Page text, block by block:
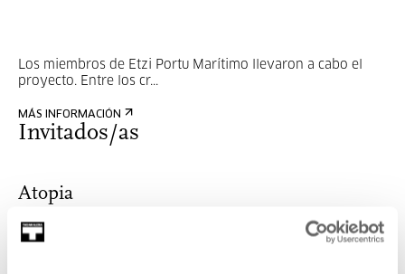
Los miembros de Etzi Portu Marítimo llevaron a cabo el
proyecto. Entre los cr...
MÁS INFORMACIÓN
Invitados/as
Atopia